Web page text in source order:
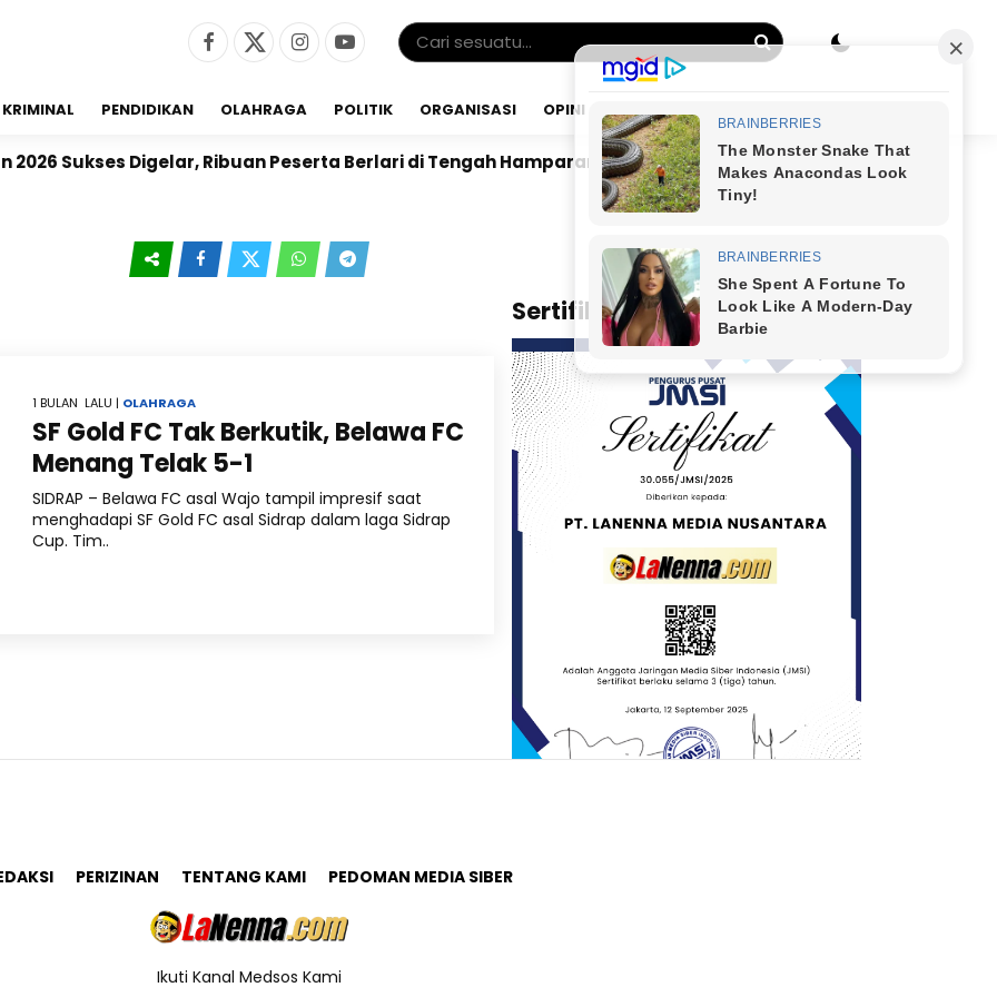
KRIMINAL PENDIDIKAN OLAHRAGA POLITIK ORGANISASI OPINI
Sukses Digelar, Ribuan Peserta Berlari di Tengah Hamparan Sawah Dr. Bunyamin Yapid di Kairo: Tak
1 BULAN LALU | OLAHRAGA
SF Gold FC Tak Berkutik, Belawa FC
Menang Telak 5-1
SIDRAP – Belawa FC asal Wajo tampil impresif saat
menghadapi SF Gold FC asal Sidrap dalam laga Sidrap
Cup. Tim..
Sertifikat JMSI
x
PERIZINAN TENTANG KAMI PEDOMAN MEDIA SIBER
Ikuti Kanal Medsos Kami